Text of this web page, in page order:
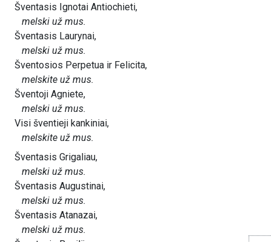
Šventasis Ignotai Antiochieti,
melski už mus.
Šventasis Laurynai,
melski už mus.
Šventosios Perpetua ir Felicita,
melskite už mus.
Šventoji Agniete,
melski už mus.
Visi šventieji kankiniai,
melskite už mus.
Šventasis Grigaliau,
melski už mus.
Šventasis Augustinai,
melski už mus.
Šventasis Atanazai,
melski už mus.